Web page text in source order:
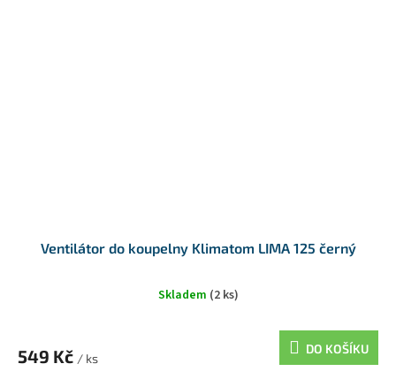
Ventilátor do koupelny Klimatom LIMA 125 černý
Skladem (2 ks)
549 Kč / ks
DO KOŠÍKU